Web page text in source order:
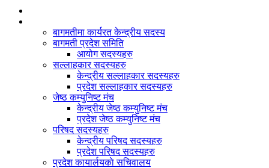
बागमतीमा कार्यरत केन्द्रीय सदस्य
बागमती प्रदेश समिति
आयोग सदस्यहरु
सल्लाहकार सदस्यहरु
केन्द्रीय सल्लाहकार सदस्यहरु
प्रदेश सल्लाहकार सदस्यहरु
जेष्ठ कम्युनिष्ट मंच
केन्द्रीय जेष्ठ कम्युनिष्ट मंच
प्रदेश जेष्ठ कम्युनिष्ट मंच
परिषद सदस्यहरु
केन्द्रीय परिषद सदस्यहरु
प्रदेश परिषद सदस्यहरु
प्रदेश कायार्लयकाे सचिवालय